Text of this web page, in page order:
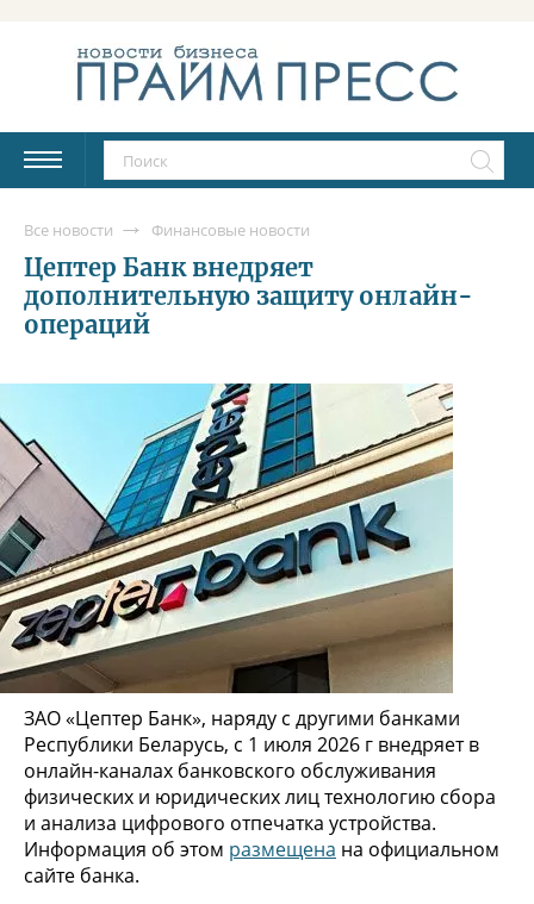
Все новости Финансовые новости
Цептер Банк внедряет
дополнительную защиту онлайн-
операций
ЗАО «Цептер Банк», наряду с другими банками
Республики Беларусь, с 1 июля 2026 г внедряет в
онлайн-каналах банковского обслуживания
физических и юридических лиц технологию сбора
и анализа цифрового отпечатка устройства.
Информация об этом размещена на официальном
сайте банка.